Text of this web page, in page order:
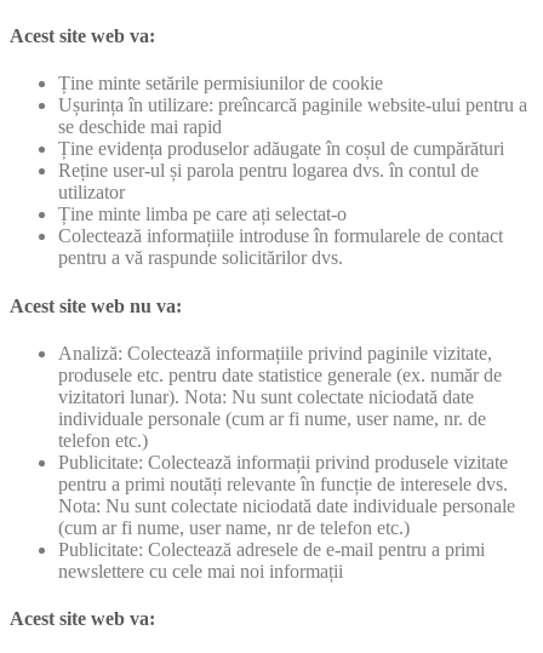
Acest site web va:
Ține minte setările permisiunilor de cookie
Ușurința în utilizare: preîncarcă paginile website-ului pentru a
se deschide mai rapid
Ține evidența produselor adăugate în coșul de cumpărături
Reține user-ul și parola pentru logarea dvs. în contul de
utilizator
Ține minte limba pe care ați selectat-o
Colectează informațiile introduse în formularele de contact
pentru a vă raspunde solicitărilor dvs.
Acest site web nu va:
Analiză: Colectează informațiile privind paginile vizitate,
produsele etc. pentru date statistice generale (ex. număr de
vizitatori lunar). Nota: Nu sunt colectate niciodată date
individuale personale (cum ar fi nume, user name, nr. de
telefon etc.)
Publicitate: Colectează informații privind produsele vizitate
pentru a primi noutăți relevante în funcție de interesele dvs.
Nota: Nu sunt colectate niciodată date individuale personale
(cum ar fi nume, user name, nr de telefon etc.)
Publicitate: Colectează adresele de e-mail pentru a primi
newslettere cu cele mai noi informații
Acest site web va: